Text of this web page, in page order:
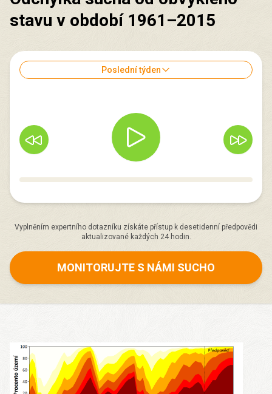
stavu v období 1961–2015
Poslední týden
Vyplněním expertního dotazníku získáte přístup k desetidenní předpovědi
aktualizované každých 24 hodin.
MONITORUJTE S NÁMI SUCHO